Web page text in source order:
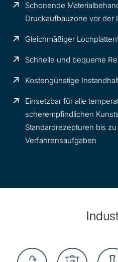
Schonende
Druckaufbauzone vor der
Gleichmäßiger
Schnelle und bequeme
Kostengünstige
Einsetzbar für alle
scherempfindlichen
Standardrezepturen bis
Verfahrensaufgaben